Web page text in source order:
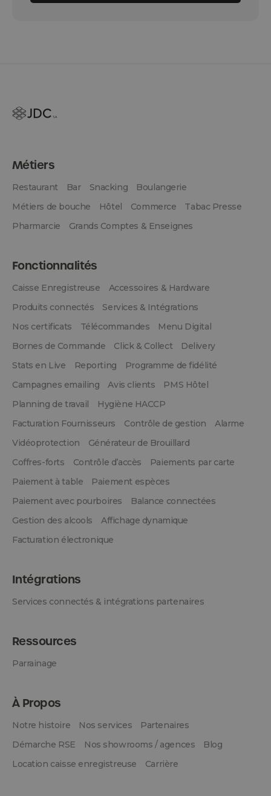
Métiers
Restaurant Bar Snacking
Boulangerie
Métiers de bouche
Hôtel Commerce
Tabac Presse
Pharmarcie
Grands Comptes & Enseignes
Fonctionnalités
Caisse Enregistreuse
Accessoires & Hardware
Produits connectés
Services & Intégrations
Nos certificats
Télécommandes
Menu Digital
Bornes de Commande
Click & Collect
Delivery
Stats en Live
Reporting
Programme de fidélité
Campagnes emailing
Avis clients
PMS Hôtel
Planning de travail
Hygiène HACCP
Facturation Fournisseurs
Contrôle de gestion
Alarme
Vidéoprotection
Générateur de Brouillard
Coffres-forts
Contrôle d’accès
Paiements par carte
Paiement à table
Paiement espèces
Paiement avec pourboires
Balance connectées
Gestion des alcools
Affichage dynamique
Facturation électronique
Intégrations
Services connectés & intégrations partenaires
Ressources
Parrainage
À Propos
Notre histoire Nos services
Partenaires
Démarche RSE
Nos showrooms / agences
Blog
Location caisse enregistreuse
Carrière